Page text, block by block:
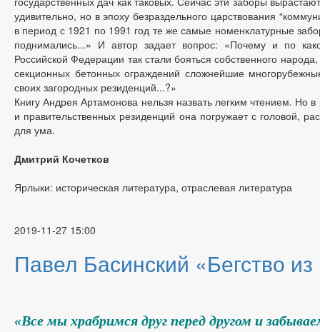
удивительно, но в эпоху безраздельного царствования
в период с 1921 по 1991 год те же самые номенклатурные
поднимались...» И автор задает вопрос: «Почему и по
Российской Федерации так стали бояться собственного
секционных бетонных ограждений сложнейшие
своих загородных резиденций...?»
Книгу Андрея Артамонова нельзя назвать легким чтением. Но
и правительственных резиденций она погружает с головой,
для ума.
Дмитрий Кочетков
Ярлыки: историческая литература, отраслевая литература
2019-11-27 15:00
Павел Басинский «Бегство
«Все мы храбримся друг перед другом и